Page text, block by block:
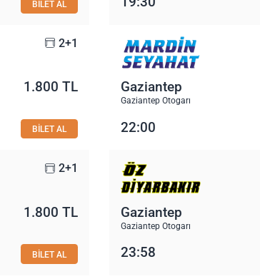
BİLET AL
2+1
1.800 TL
BİLET AL
Gaziantep
Gaziantep Otogarı
22:00
2+1
1.800 TL
BİLET AL
Gaziantep
Gaziantep Otogarı
23:58